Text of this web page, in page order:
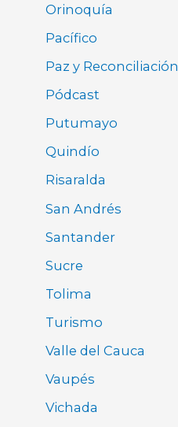
Orinoquía
Pacífico
Paz y Reconciliación
Pódcast
Putumayo
Quindío
Risaralda
San Andrés
Santander
Sucre
Tolima
Turismo
Valle del Cauca
Vaupés
Vichada